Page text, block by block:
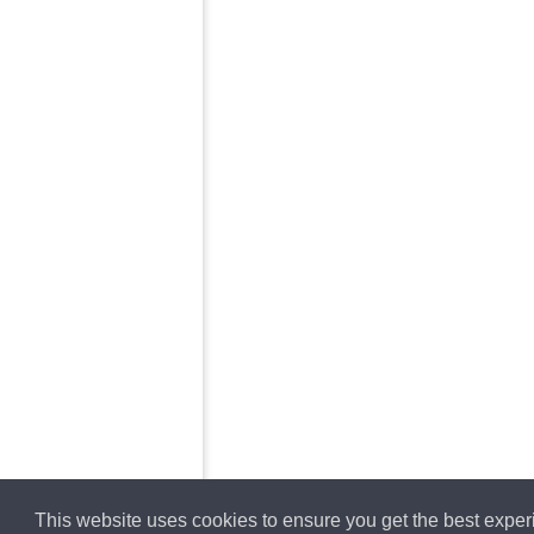
This website uses cookies to ensure you get the best